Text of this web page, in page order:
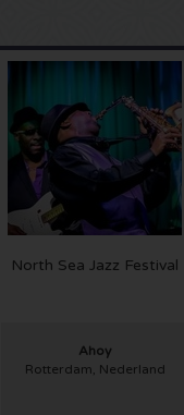
North Sea Jazz Festival
Ahoy
Rotterdam, Nederland